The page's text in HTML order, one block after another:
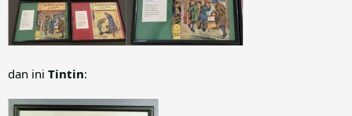
dan ini Tintin: